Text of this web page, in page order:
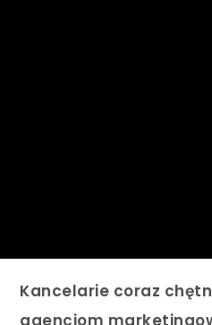
Kancelarie coraz
agencjom